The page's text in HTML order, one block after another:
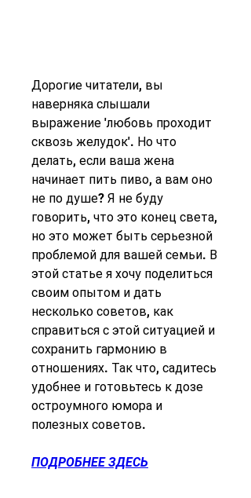
Дорогие читатели, вы
наверняка слышали
выражение 'любовь проходит
сквозь желудок'. Но что
делать, если ваша жена
начинает пить пиво, а вам оно
не по душе? Я не буду
говорить, что это конец света,
но это может быть серьезной
проблемой для вашей семьи. В
этой статье я хочу поделиться
своим опытом и дать
несколько советов, как
справиться с этой ситуацией и
сохранить гармонию в
отношениях. Так что, садитесь
удобнее и готовьтесь к дозе
остроумного юмора и
полезных советов.
ПОДРОБНЕЕ ЗДЕСЬ